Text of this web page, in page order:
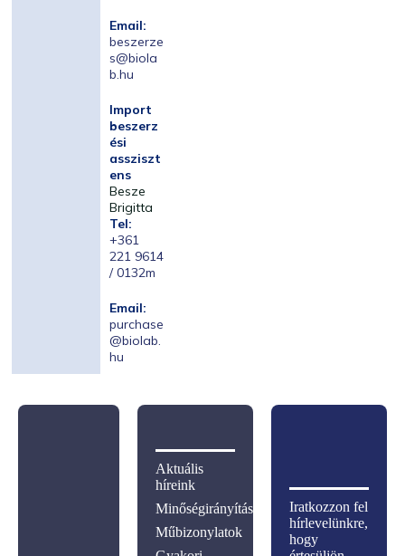
Email:
beszerze
s@biola
b.hu
Import
beszerz
ési
assziszt
ens
Besze
Brigitta
Tel:
+361
221 9614
/ 0132m
Email:
purchase
@biolab.
hu
Iratkozzon fel
hírlevelünkre,
hogy
Aktuális
híreink
Minőségirányítás
Műbizonylatok